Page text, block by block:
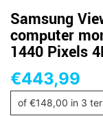
Samsung
computer
1440 Pixels
€443,99
of €148,00 in 3